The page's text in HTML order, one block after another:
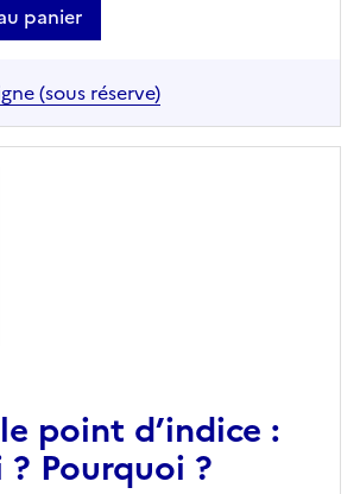
panier
(sous réserve)
point d’indice :
Pourquoi ?